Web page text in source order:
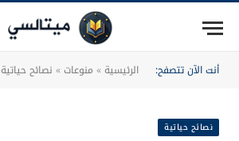
أنت الآن تتصفح: الرئيسية» منوعات» نصائح حياتية
نصائح حياتية